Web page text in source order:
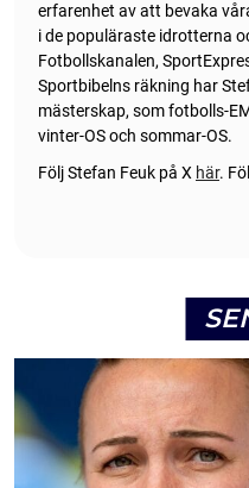
erfarenhet av att bevaka
i de populäraste idrotterna
Fotbollskanalen,
Sportbibelns räkning har
mästerskap, som fotbolls-
vinter-OS och sommar-OS.
Följ Stefan Feuk på X här.